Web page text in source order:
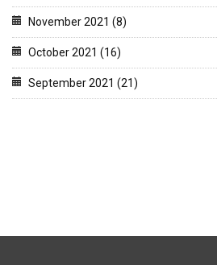
November 2021 (8)
October 2021 (16)
September 2021 (21)